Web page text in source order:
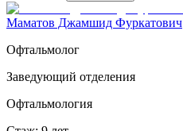
Маматов Джамшид Фуркатович
Офтальмолог
Заведующий отделения
Офтальмология